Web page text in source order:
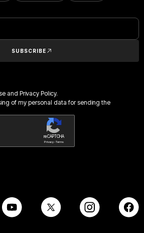
SUBSCRIBE
and Privacy Policy.
of my personal data for sending the
reCAPTCHA
Privacy - Terms